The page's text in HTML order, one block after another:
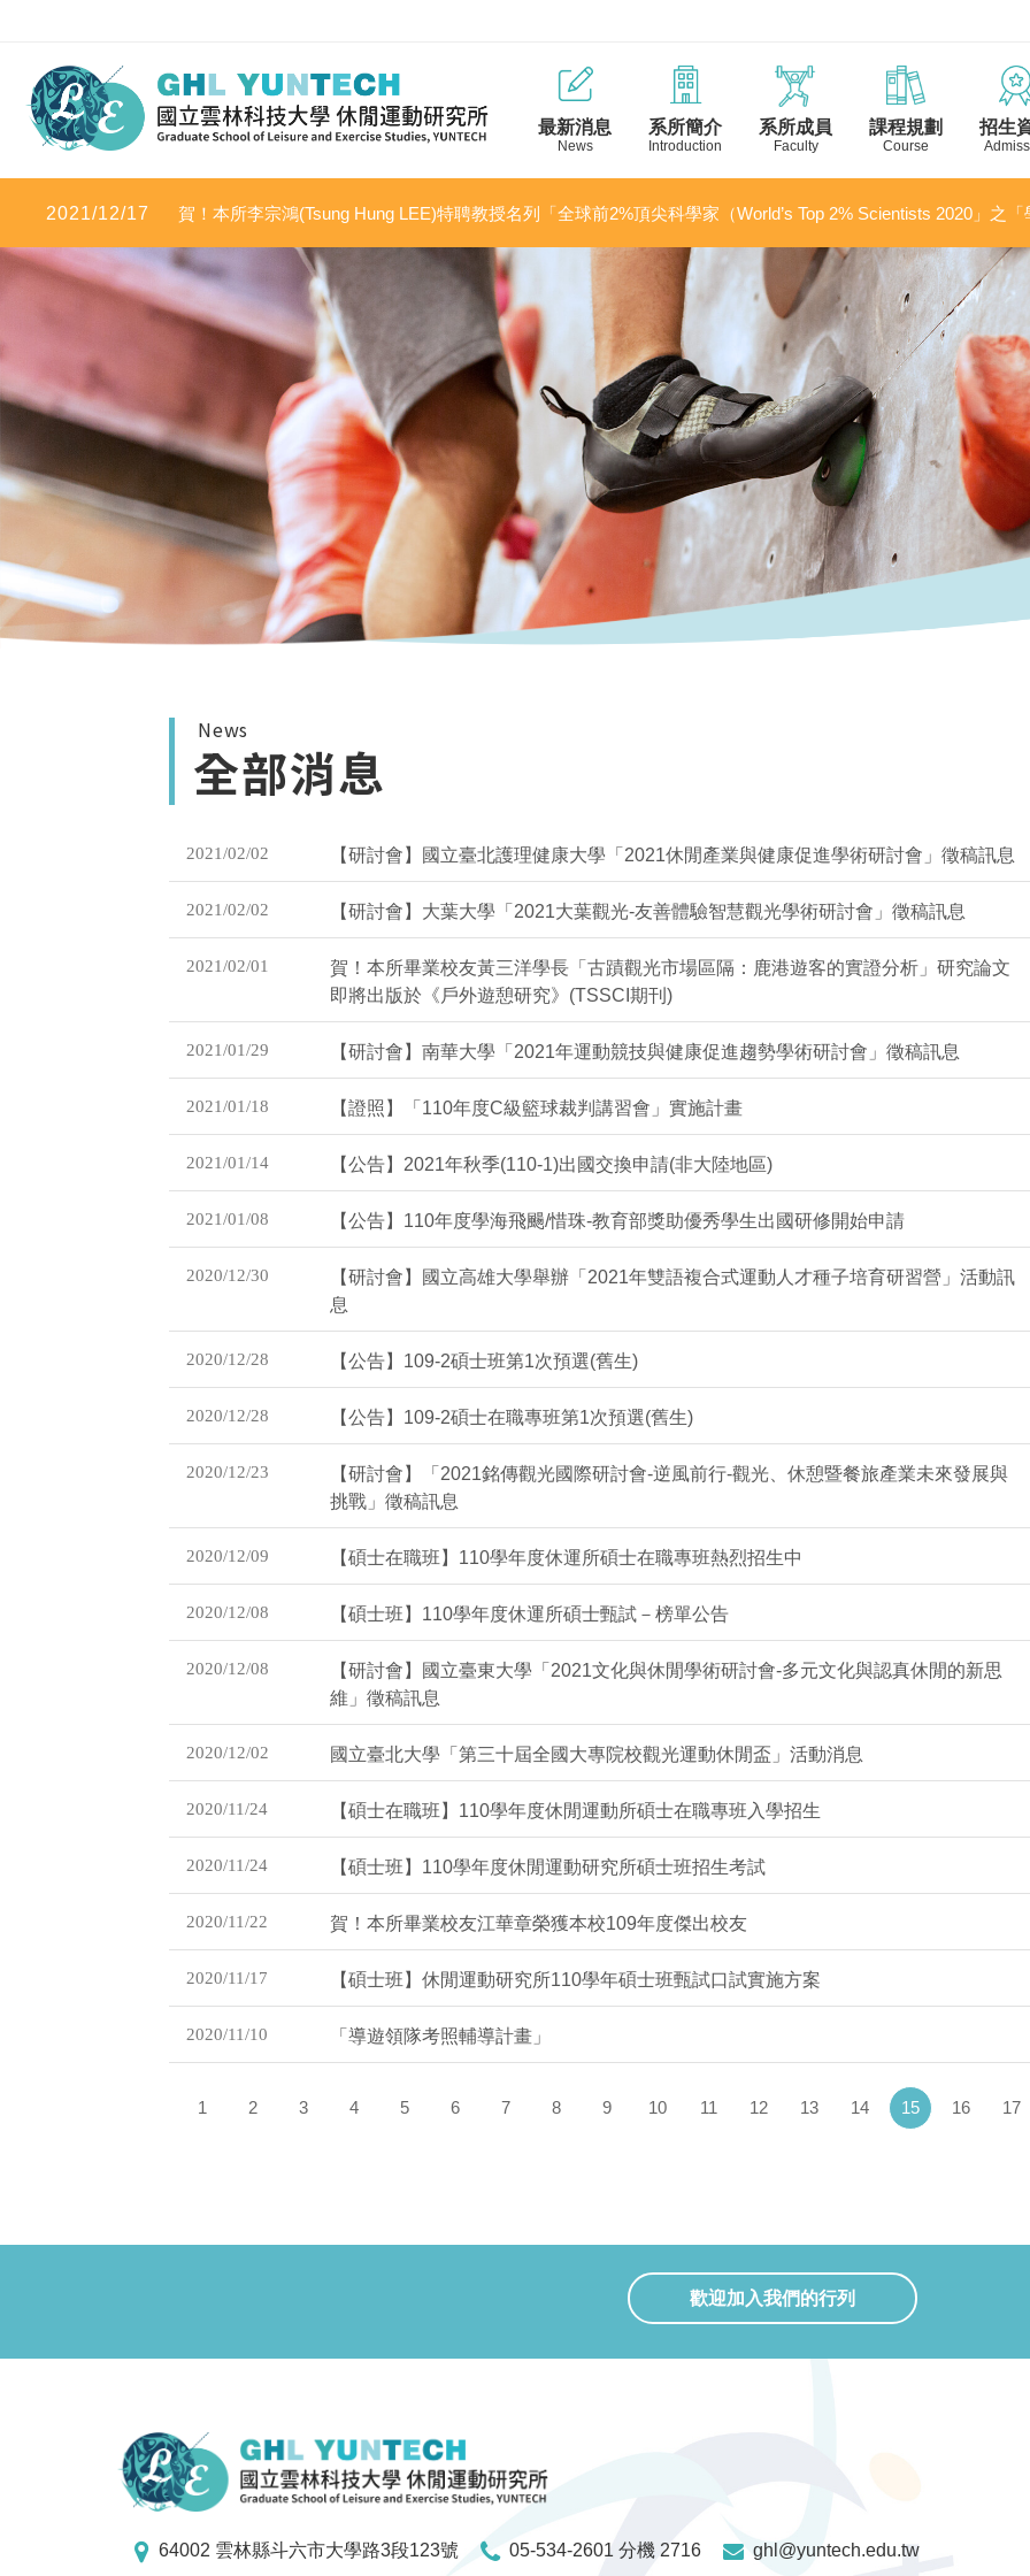
最新消息
News
系所簡介
Introduction
系所成員
Faculty
課程規劃
Course
招生
2021/12/17
賀！本所李宗鴻(Tsung Hung LEE)特聘教授名列「全球前2%頂尖科學家（World’s Top 2% Scientists 2020」之
News
全部消息
2021/02/02 【研討會】國立臺北護理健康大學「2021休閒產業與健康促進學術研討會」徵稿訊息
2021/02/02 【研討會】大葉大學「2021大葉觀光-友善體驗智慧觀光學術研討會」徵稿訊息
2021/02/01
賀！本所畢業校友黃三洋學長「古蹟觀光市場區隔：鹿港遊客的實證分析」研究論文
即將出版於《戶外遊憩研究》(TSSCI期刊)
2021/01/29 【研討會】南華大學「2021年運動競技與健康促進趨勢學術研討會」徵稿訊息
2021/01/18 【證照】「110年度C級籃球裁判講習會」實施計畫
2021/01/14 【公告】2021年秋季(110-1)出國交換申請(非大陸地區)
2021/01/08 【公告】110年度學海飛颺/惜珠-教育部獎助優秀學生出國研修開始申請
2020/12/30
【研討會】國立高雄大學舉辦「2021年雙語複合式運動人才種子培育研習營」活動訊
息
2020/12/28 【公告】109-2碩士班第1次預選(舊生)
2020/12/28 【公告】109-2碩士在職專班第1次預選(舊生)
2020/12/23
【研討會】「2021銘傳觀光國際研討會-逆風前行-觀光、休憩暨餐旅產業未來發展與
挑戰」徵稿訊息
2020/12/09 【碩士在職班】110學年度休運所碩士在職專班熱烈招生中
2020/12/08 【碩士班】110學年度休運所碩士甄試－榜單公告
2020/12/08
【研討會】國立臺東大學「2021文化與休閒學術研討會-多元文化與認真休閒的新思
維」徵稿訊息
2020/12/02 國立臺北大學「第三十屆全國大專院校觀光運動休閒盃」活動消息
2020/11/24 【碩士在職班】110學年度休閒運動所碩士在職專班入學招生
2020/11/24 【碩士班】110學年度休閒運動研究所碩士班招生考試
2020/11/22 賀！本所畢業校友江華章榮獲本校109年度傑出校友
2020/11/17 【碩士班】休閒運動研究所110學年碩士班甄試口試實施方案
2020/11/10 「導遊領隊考照輔導計畫」
1 2 3 4 5 6 7 8 9 10 11 12 13 14 15(current)
16 17
歡迎加入我們的行列
64002 雲林縣斗六市大學路3段123號 05-534-2601 分機 2716 ghl@yuntech.edu.tw